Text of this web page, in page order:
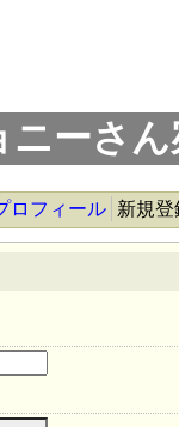
ニーさ
ロフィール 新規